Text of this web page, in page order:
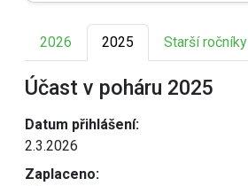
2026 2025 Starší ročníky
Účast v poháru 2025
Datum přihlášení:
2.3.2026
Zaplaceno: